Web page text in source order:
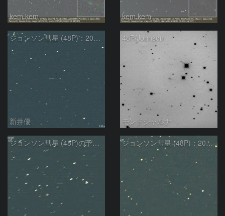
kem.kem kem.kem
ジョンソン彗星 (48P)：2025/08/20
新井優
48P/Johnson
モンドシャルナ
ジョンソン彗星 (48P)の予報位置：2024/08/26 ジョンソン彗星 (48P)：2024/08/11